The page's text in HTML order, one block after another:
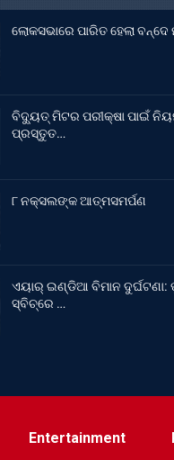
ଲୋକସଭାରେ ପାରିତ ହେଲା
ବିଦ୍ୟୁତ୍ ମିଟର ପରୀକ୍ଷା ପାଇଁ
ପ୍ରସ୍ତୁତ…
୮ ନକ୍ସଲଙ୍କ ଆତ୍ମସମର୍ପଣ
ଏୟାର୍ ଇଣ୍ଡିଆ ବିମାନ
ସ୍ବିଚ୍‌ରେ …
Entertainment